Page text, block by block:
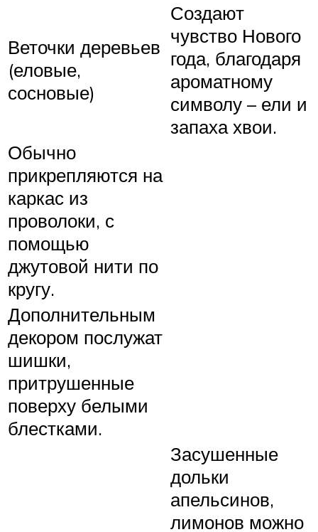
Веточки деревьев
(еловые,
сосновые)
Создают
чувство Нового
года, благодаря
ароматному
символу – ели и
запаха хвои.
Обычно
прикрепляются на
каркас из
проволоки, с
помощью
джутовой нити по
кругу.
Дополнительным
декором послужат
шишки,
притрушенные
поверху белыми
блестками.
Засушенные
дольки
апельсинов,
лимонов можно